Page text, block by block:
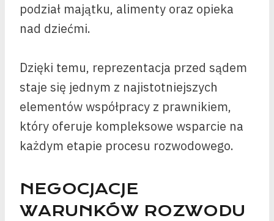
podział majątku, alimenty oraz opieka
nad dziećmi.
Dzięki temu, reprezentacja przed sądem
staje się jednym z najistotniejszych
elementów współpracy z prawnikiem,
który oferuje kompleksowe wsparcie na
każdym etapie procesu rozwodowego.
NEGOCJACJE
WARUNKÓW ROZWODU